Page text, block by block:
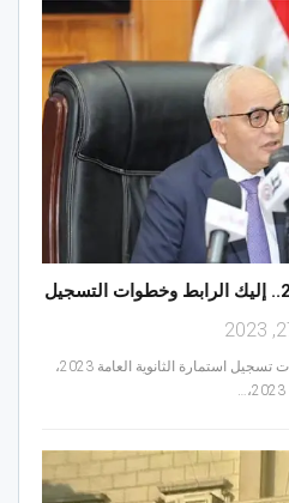
استمارة الثانوية العامة 2023، خطوات تسجيل استمارة الثانوية العامة 2023،